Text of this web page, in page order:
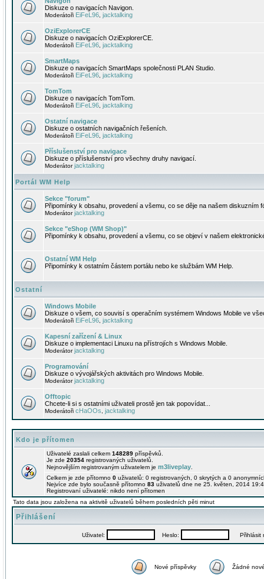
Diskuze o navigacích Navigon.
Moderátoři EiFeL96 jacktalking
OziExplorerCE
Diskuze o navigacích OziExplorerCE.
Moderátoři EiFeL96 jacktalking
SmartMaps
Diskuze o navigacích SmartMaps společnosti PLAN Studio.
Moderátoři EiFeL96 jacktalking
TomTom
Diskuze o navigacích TomTom.
Moderátoři EiFeL96 jacktalking
Ostatní navigace
Diskuze o ostatních navigačních řešeních.
Moderátoři EiFeL96 jacktalking
Příslušenství pro navigace
Diskuze o příslušenství pro všechny druhy navigací.
Moderátorjacktalking
Portál WM Help
Sekce "forum"
Připomínky k obsahu, provedení a všemu, co se děje na našem diskuzním
Moderátorjacktalking
Sekce "eShop (WM Shop)"
Připomínky k obsahu, provedení a všemu, co se objeví v našem
Ostatní WM Help
Připomínky k ostatním částem portálu nebo ke službám WM Help.
Ostatní
Windows Mobile
Diskuze o všem, co souvisí s operačním systémem Windows Mobile ve
Moderátoři EiFeL96 jacktalking
Kapesní zařízení & Linux
Diskuze o implementaci Linuxu na přístrojích s Windows Mobile.
Moderátorjacktalking
Programování
Diskuze o vývojářských aktivitách pro Windows Mobile.
Moderátorjacktalking
Offtopic
Chcete-li si s ostatními uživateli prostě jen tak popovídat...
Moderátoři cHaOOs jacktalking
Kdo je přítomen
Uživatelé zaslali celkem 148289 příspěvků.
Je zde 20354 registrovaných uživatelů.
Nejnovějším registrovaným uživatelem je m3liveplay
Celkem je zde přítomno 0 uživatelů: 0 registrovaných, 0 skrytých a 0
Nejvíce zde bylo současně přítomno 83 uživatelů dne ne 25. květen, 2014
Registrovaní uživatelé: nikdo není přítomen
Tato data jsou založena na aktivitě uživatelů během posledních pěti minut
Přihlášení
Uživatel: Heslo: Přihlásit
Nové příspěvky Žádné